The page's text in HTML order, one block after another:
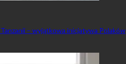
– wyjątkowa inicjatywa Polaków